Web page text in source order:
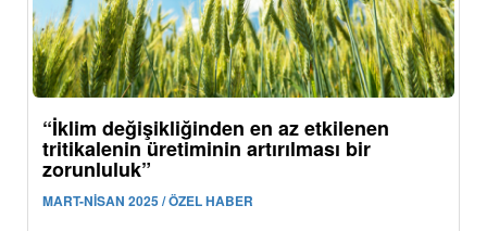
“İklim değişikliğinden en az etkilenen
tritikalenin üretiminin artırılması bir
zorunluluk”
MART-NİSAN 2025 / ÖZEL HABER